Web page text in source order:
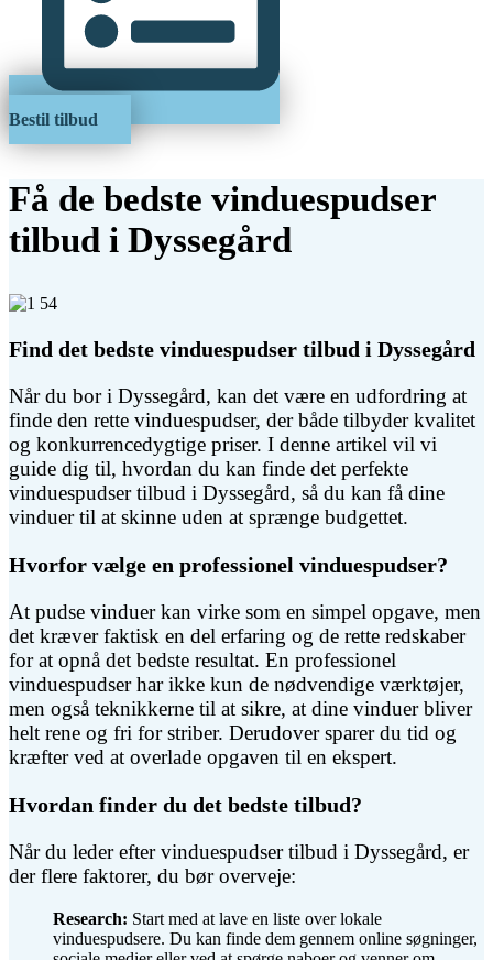
Bestil tilbud
Få de bedste vinduespudser
tilbud i Dyssegård
Find det bedste vinduespudser tilbud i Dyssegård
Når du bor i Dyssegård, kan det være en udfordring at
finde den rette vinduespudser, der både tilbyder kvalitet
og konkurrencedygtige priser. I denne artikel vil vi
guide dig til, hvordan du kan finde det perfekte
vinduespudser tilbud i Dyssegård, så du kan få dine
vinduer til at skinne uden at sprænge budgettet.
Hvorfor vælge en professionel vinduespudser?
At pudse vinduer kan virke som en simpel opgave, men
det kræver faktisk en del erfaring og de rette redskaber
for at opnå det bedste resultat. En professionel
vinduespudser har ikke kun de nødvendige værktøjer,
men også teknikkerne til at sikre, at dine vinduer bliver
helt rene og fri for striber. Derudover sparer du tid og
kræfter ved at overlade opgaven til en ekspert.
Hvordan finder du det bedste tilbud?
Når du leder efter vinduespudser tilbud i Dyssegård, er
der flere faktorer, du bør overveje:
Research: Start med at lave en liste over lokale
vinduespudsere. Du kan finde dem gennem online søgninger,